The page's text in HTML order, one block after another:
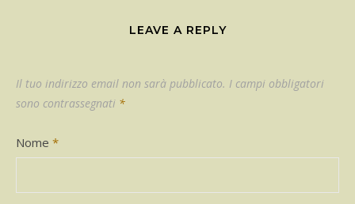
LEAVE A REPLY
Il tuo indirizzo email non sarà pubblicato. I campi obbligatori
sono contrassegnati *
Nome *